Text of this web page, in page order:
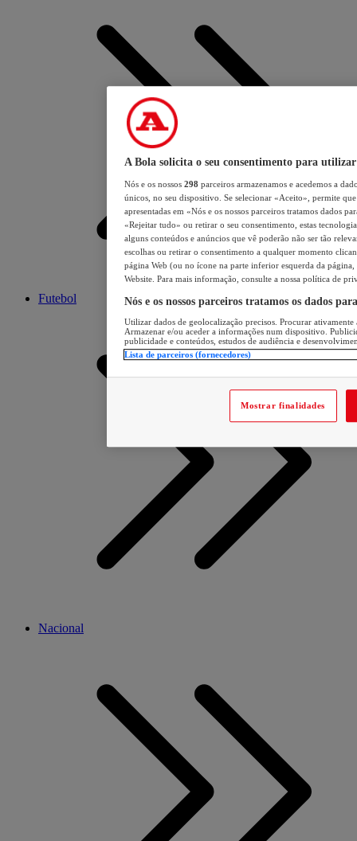
Futebol
Nacional
A Bola solicita o seu consentimento para utilizar
Nós e os nossos 298 parceiros armazenamos e acedemos a
únicos, no seu dispositivo. Se selecionar «Aceito», permite
apresentadas em «Nós e os nossos parceiros tratamos dados
«Rejeitar tudo» ou retirar o seu consentimento, estas
alguns conteúdos e anúncios que vê poderão não ser tão
escolhas ou retirar o consentimento a qualquer momento
página Web (ou no ícone na parte inferior esquerda da página,
Website. Para mais informação, consulte a nossa política de
Nós e os nossos parceiros tratamos os dados
Utilizar dados de geolocalização precisos. Procurar
Armazenar e/ou aceder a informações num dispositivo.
publicidade e conteúdos, estudos de audiência e
Lista de parceiros (fornecedores)
Mostrar finalidades